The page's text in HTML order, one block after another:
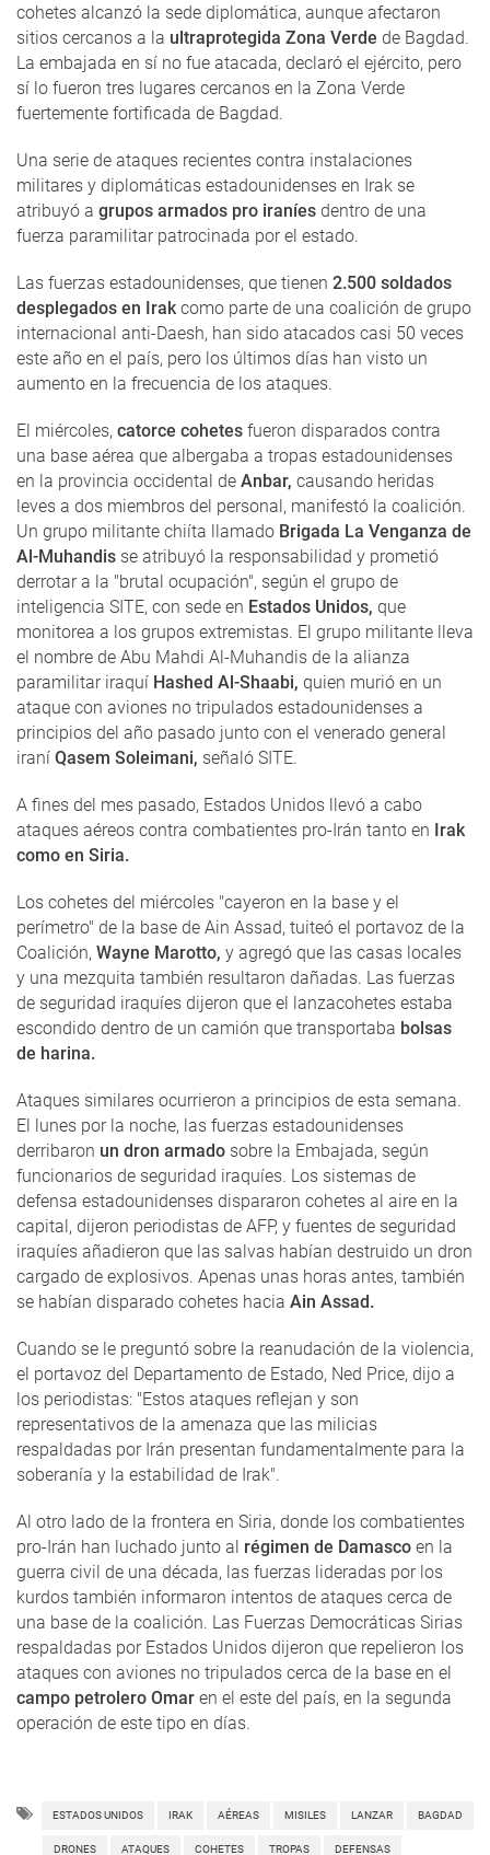
cohetes alcanzó la sede diplomática, aunque afectaron
sitios cercanos a la ultraprotegida Zona Verde de Bagdad.
La embajada en sí no fue atacada, declaró el ejército, pero
sí lo fueron tres lugares cercanos en la Zona Verde
fuertemente fortificada de Bagdad.
Una serie de ataques recientes contra instalaciones
militares y diplomáticas estadounidenses en Irak se
atribuyó a grupos armados pro iraníes dentro de una
fuerza paramilitar patrocinada por el estado.
Las fuerzas estadounidenses, que tienen 2.500 soldados
desplegados en Irakcomo parte de una coalición de grupo
internacional anti-Daesh, han sido atacados casi 50 veces
este año en el país, pero los últimos días han visto un
aumento en la frecuencia de los ataques.
El miércoles, catorce cohetes fueron disparados contra
una base aérea que albergaba a tropas estadounidenses
en la provincia occidental de Anbar, causando heridas
leves a dos miembros del personal, manifestó la coalición.
Un grupo militante chiíta llamado Brigada La Venganza de
Al-Muhandis se atribuyó la responsabilidad y prometió
derrotar a la "brutal ocupación", según el grupo de
inteligencia SITE, con sede en Estados Unidos, que
monitorea a los grupos extremistas. El grupo militante lleva
el nombre de Abu Mahdi Al-Muhandis de la alianza
paramilitar iraquí Hashed Al-Shaabi, quien murió en un
ataque con aviones no tripulados estadounidenses a
principios del año pasado junto con el venerado general
iraní Qasem Soleimani, señaló SITE.
A fines del mes pasado, Estados Unidos llevó a cabo
ataques aéreos contra combatientes pro-Irán tanto en Irak
como en Siria.
Los cohetes del miércoles "cayeron en la base y el
perímetro" de la base de Ain Assad, tuiteó el portavoz de la
Coalición, Wayne Marotto, y agregó que las casas locales
y una mezquita también resultaron dañadas. Las fuerzas
de seguridad iraquíes dijeron que el lanzacohetes estaba
escondido dentro de un camión que transportaba bolsas
de harina.
Ataques similares ocurrieron a principios de esta semana.
El lunes por la noche, las fuerzas estadounidenses
derribaron un dron armado sobre la Embajada, según
funcionarios de seguridad iraquíes. Los sistemas de
defensa estadounidenses dispararon cohetes al aire en la
capital, dijeron periodistas de AFP, y fuentes de seguridad
iraquíes añadieron que las salvas habían destruido un dron
cargado de explosivos. Apenas unas horas antes, también
se habían disparado cohetes hacia Ain Assad.
Cuando se le preguntó sobre la reanudación de la violencia,
el portavoz del Departamento de Estado, Ned Price, dijo a
los periodistas: "Estos ataques reflejan y son
representativos de la amenaza que las milicias
respaldadas por Irán presentan fundamentalmente para la
soberanía y la estabilidad de Irak".
Al otro lado de la frontera en Siria, donde los combatientes
pro-Irán han luchado junto al régimen de Damasco en la
guerra civil de una década, las fuerzas lideradas por los
kurdos también informaron intentos de ataques cerca de
una base de la coalición. Las Fuerzas Democráticas Sirias
respaldadas por Estados Unidos dijeron que repelieron los
ataques con aviones no tripulados cerca de la base en el
campo petrolero Omar en el este del país, en la segunda
operación de este tipo en días.
ESTADOS UNIDOS IRAK AÉREAS MISILES LANZAR BAGDAD
DRONES ATAQUES COHETES TROPAS DEFENSAS